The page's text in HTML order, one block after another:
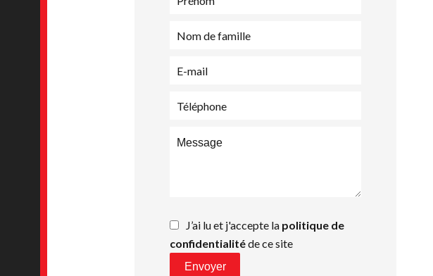
J’ai lu et j'accepte la politique de
confidentialitéde ce site
Envoyer